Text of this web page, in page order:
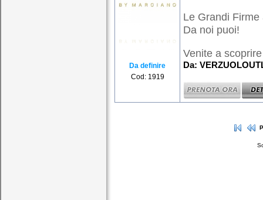
Da definire
Cod: 1919
Le Grandi
Da noi puoi!
Venite a
Da: